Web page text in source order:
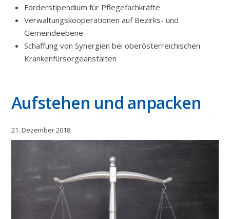
Förderstipendium für Pflegefachkräfte
Verwaltungskooperationen auf Bezirks- und
Gemeindeebene
Schaffung von Synergien bei oberösterreichischen
Krankenfürsorgeanstalten
Aufstehen und anpacken
21. Dezember 2018